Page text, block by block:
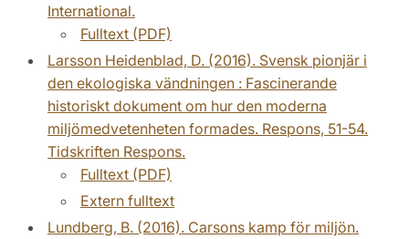
International.
Fulltext (PDF)
Larsson Heidenblad, D. (2016). Svensk pionjär i
den ekologiska vändningen : Fascinerande
historiskt dokument om hur den moderna
miljömedvetenheten formades. Respons, 51-54.
Tidskriften Respons.
Fulltext (PDF)
Extern fulltext
Lundberg, B. (2016). Carsons kamp för miljön.